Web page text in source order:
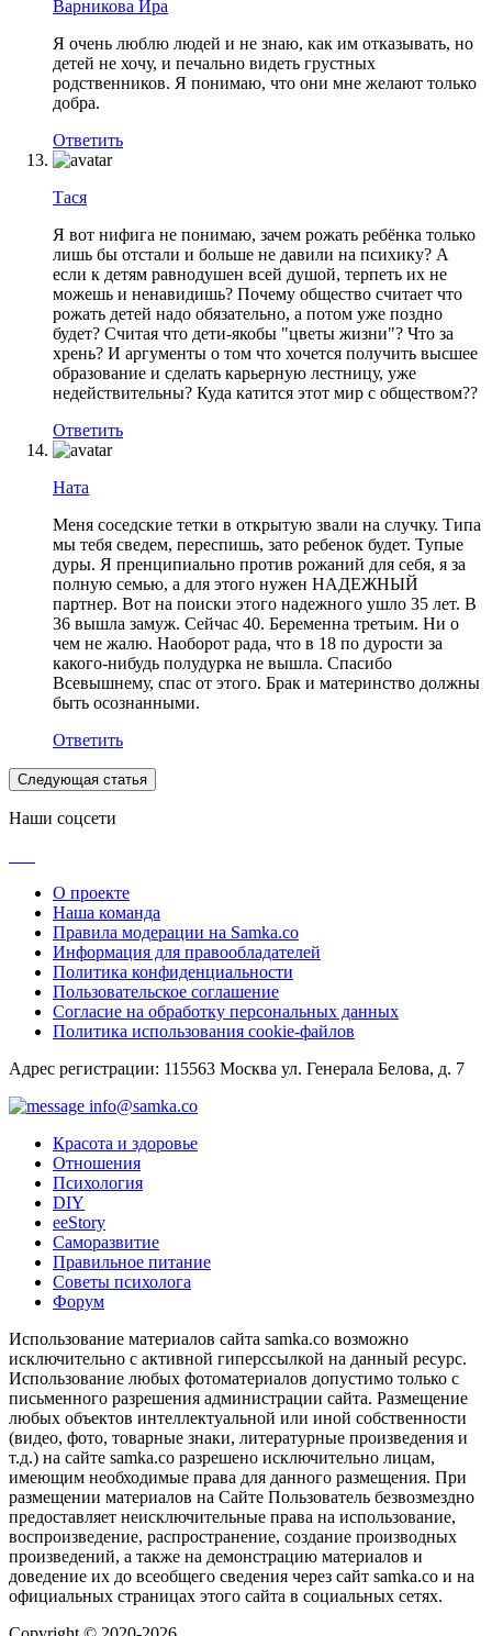
Варникова Ира
Я очень люблю людей и не знаю, как им отказывать, но
детей не хочу, и печально видеть грустных
родственников. Я понимаю, что они мне желают только
добра.
Ответить
Тася
Я вот нифига не понимаю, зачем рожать ребёнка только
лишь бы отстали и больше не давили на психику? А
если к детям равнодушен всей душой, терпеть их не
можешь и ненавидишь? Почему общество считает что
рожать детей надо обязательно, а потом уже поздно
будет? Считая что дети-якобы "цветы жизни"? Что за
хрень? И аргументы о том что хочется получить высшее
образование и сделать карьерную лестницу, уже
недействительны? Куда катится этот мир с обществом??
Ответить
Ната
Меня соседские тетки в открытую звали на случку. Типа
мы тебя сведем, переспишь, зато ребенок будет. Тупые
дуры. Я пренципиально против рожаний для себя, я за
полную семью, а для этого нужен НАДЕЖНЫЙ
партнер. Вот на поиски этого надежного ушло 35 лет. В
36 вышла замуж. Сейчас 40. Беременна третьим. Ни о
чем не жалю. Наоборот рада, что в 18 по дурости за
какого-нибудь полудурка не вышла. Спасибо
Всевышнему, спас от этого. Брак и материнство должны
быть осознанными.
Ответить
Следующая статья
Наши соцсети
О проекте
Наша команда
Правила модерации на Samka.co
Информация для правообладателей
Политика конфиденциальности
Пользовательское соглашение
Согласие на обработку персональных данных
Политика использования cookie-файлов
Адрес регистрации: 115563 Москва ул. Генерала Белова, д. 7
info@samka.co
Красота и здоровье
Отношения
Психология
DIY
ееStory
Саморазвитие
Правильное питание
Советы психолога
Форум
Использование материалов сайта samka.co возможно
исключительно с активной гиперссылкой на данный ресурс.
Использование любых фотоматериалов допустимо только с
письменного разрешения администрации сайта. Размещение
любых объектов интеллектуальной или иной собственности
(видео, фото, товарные знаки, литературные произведения и
т.д.) на сайте samka.co разрешено исключительно лицам,
имеющим необходимые права для данного размещения. При
размещении материалов на Сайте Пользователь безвозмездно
предоставляет неисключительные права на использование,
воспроизведение, распространение, создание производных
произведений, а также на демонстрацию материалов и
доведение их до всеобщего сведения через сайт samka.co и на
официальных страницах этого сайта в социальных сетях.